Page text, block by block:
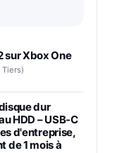
sur Xbox One
dur
HDD – USB-C
d'entreprise,
de 1 mois à